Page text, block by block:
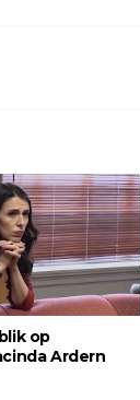
op
Ardern